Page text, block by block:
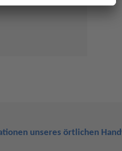
unseres örtlichen